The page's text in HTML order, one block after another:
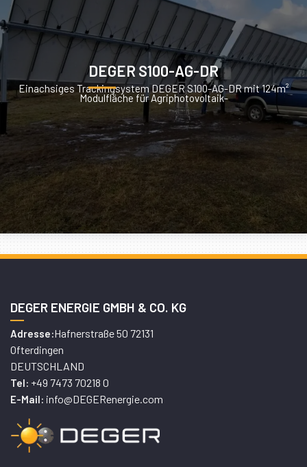
DEGER S100-AG-DR
Einachsiges Trackingsystem DEGER S100-AG-DR mit 124m²
Modulfläche für Agriphotovoltaik-
DEGER ENERGIE GMBH & CO. KG
Adresse:Hafnerstraße 50 72131
Ofterdingen
DEUTSCHLAND
Tel: +49 7473 70218 0
E-Mail: info@DEGERenergie.com